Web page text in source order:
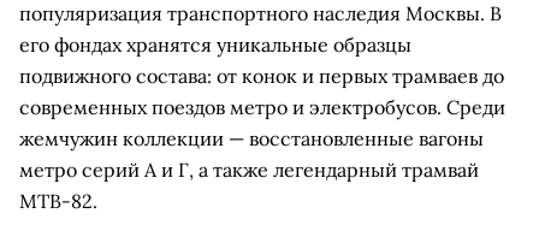
популяризация транспортного наследия Москвы. В
его фондах хранятся уникальные образцы
подвижного состава: от конок и первых трамваев до
современных поездов метро и электробусов. Среди
жемчужин коллекции — восстановленные вагоны
метро серий А и Г, а также легендарный трамвай
МТВ-82.